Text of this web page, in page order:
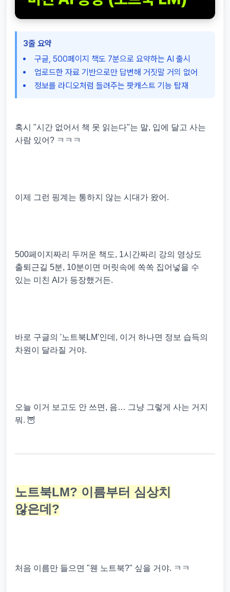
3줄 요약
구글, 500페이지 책도 7분으로 요약하는 AI 출시
업로드한 자료 기반으로만 답변해 거짓말 거의 없어
정보를 라디오처럼 들려주는 팟캐스트 기능 탑재
혹시 "시간 없어서 책 못 읽는다"는 말, 입에 달고 사는
사람 있어? ㅋㅋㅋ
이제 그런 핑계는 통하지 않는 시대가 왔어.
500페이지짜리 두꺼운 책도, 1시간짜리 강의 영상도
출퇴근길 5분, 10분이면 머릿속에 쏙쏙 집어넣을 수
있는 미친 AI가 등장했거든.
바로 구글의 '노트북LM'인데, 이거 하나면 정보 습득의
차원이 달라질 거야.
오늘 이거 보고도 안 쓰면, 음… 그냥 그렇게 사는 거지
뭐. 🦉
노트북LM? 이름부터 심상치
않은데?
처음 이름만 들으면 "웬 노트북?" 싶을 거야. ㅋㅋ